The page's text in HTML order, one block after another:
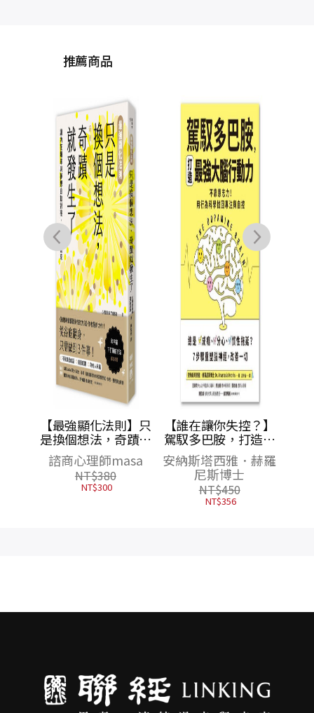
推薦商品
【最強顯化法則】只
是換個想法，奇蹟就
發生了：讓〔內在頻
率〕與〔夢想〕自動
對接，好運一直來
諮商心理師masa
NT$380
NT$300
【誰在讓你失控？】
駕馭多巴胺，打造最
強大腦行動力：不靠
意志力！用行為科學
找回專注與自控
安納斯塔西雅．赫羅
尼斯博士
NT$450
NT$356